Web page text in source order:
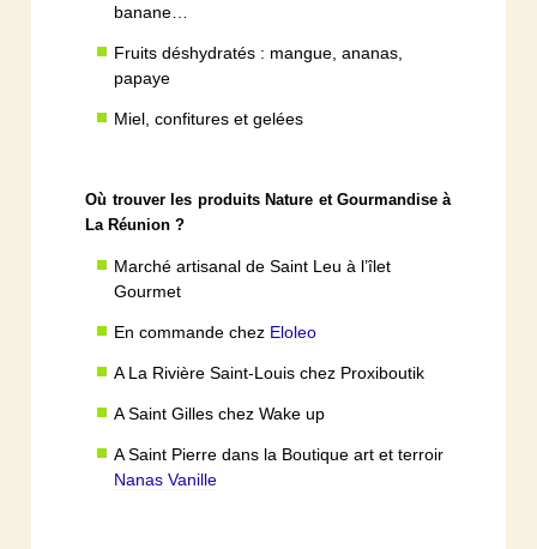
banane…
Fruits déshydratés : mangue, ananas,
papaye
Miel, confitures et gelées
Où trouver les produits Nature et Gourmandise à
La Réunion ?
Marché artisanal de Saint Leu à l’îlet
Gourmet
En commande chez Eloleo
A La Rivière Saint-Louis chez Proxiboutik
A Saint Gilles chez Wake up
A Saint Pierre dans la Boutique art et terroir
Nanas Vanille